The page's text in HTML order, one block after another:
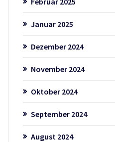
Januar 2025
Dezember 2024
November 2024
Oktober 2024
September 2024
August 2024